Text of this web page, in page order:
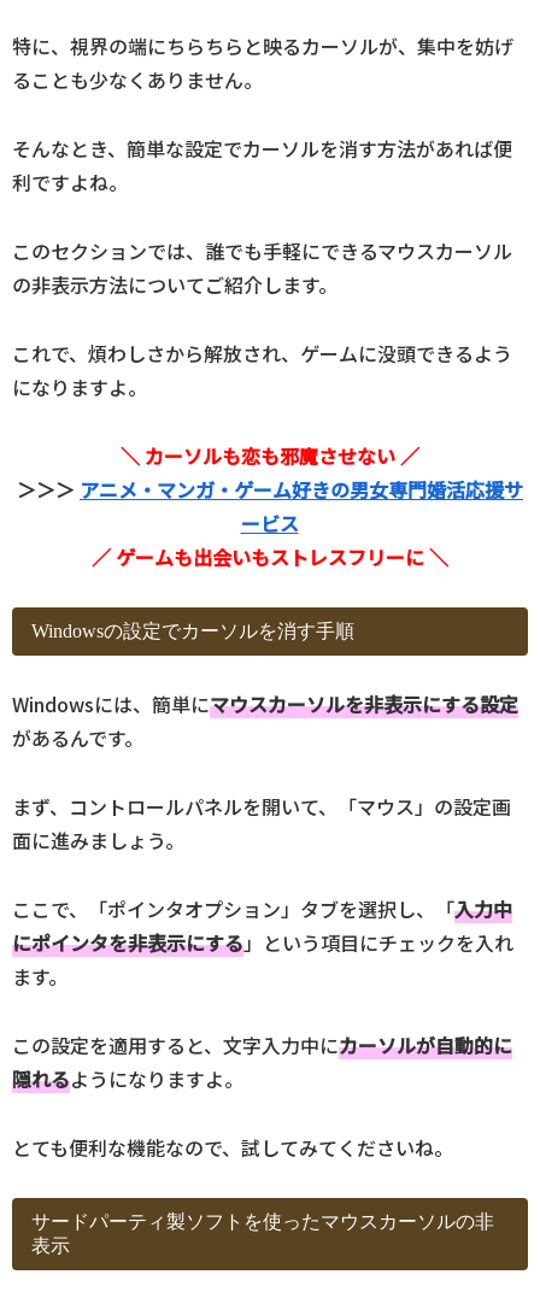
特に、視界の端にちらちらと映るカーソルが、集中を妨げ
ることも少なくありません。
そんなとき、簡単な設定でカーソルを消す方法があれば便
利ですよね。
このセクションでは、誰でも手軽にできるマウスカーソル
の非表示方法についてご紹介します。
これで、煩わしさから解放され、ゲームに没頭できるよう
になりますよ。
＼ カーソルも恋も邪魔させない ／
＞＞＞ アニメ・マンガ・ゲーム好きの男女専門婚活応援サ
ービス
／ ゲームも出会いもストレスフリーに ＼
Windowsの設定でカーソルを消す手順
Windowsには、簡単にマウスカーソルを非表示にする設定
があるんです。
まず、コントロールパネルを開いて、「マウス」の設定画
面に進みましょう。
ここで、「ポインタオプション」タブを選択し、「入力中
にポインタを非表示にする」という項目にチェックを入れ
ます。
この設定を適用すると、文字入力中にカーソルが自動的に
隠れるようになりますよ。
とても便利な機能なので、試してみてくださいね。
サードパーティ製ソフトを使ったマウスカーソルの非
表示